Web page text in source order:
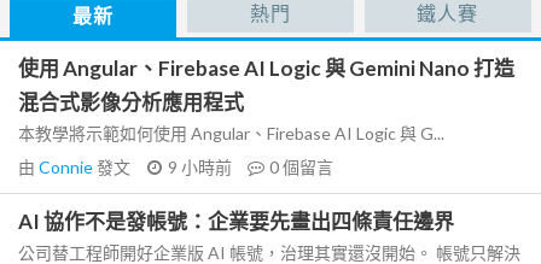
最新 熱門 鐵人賽
使用 Angular、Firebase AI Logic 與 Gemini Nano 打造
混合式影像分析應用程式
本教學將示範如何使用 Angular、Firebase AI Logic 與 G...
由 Connie發文 9 小時前 0個留言
AI 協作不是發帳號：企業要先畫出四條責任邊界
公司替工程師開好企業版 AI 帳號，治理其實還沒開始。 帳號只解決